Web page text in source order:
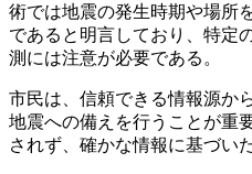
術では地震の発生時期や場所
であると明言しており、特定
測には注意が必要である。​
市民は、信頼できる情報源か
地震への備えを行うことが重
されず、確かな情報に基づい